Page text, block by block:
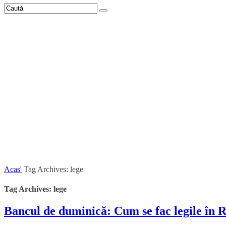
Acas' Tag Archives: lege
Tag Archives: lege
Bancul de duminică: Cum se fac legile în